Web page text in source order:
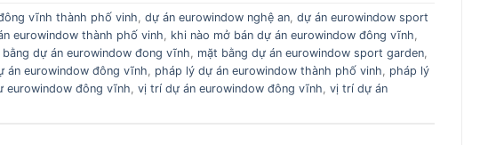
vĩnh thành phố vinh, dự án eurowindow nghệ an, dự án eurowindow sport
eurowindow thành phố vinh, khi nào mở bán dự án eurowindow đông vĩnh,
bằng dự án eurowindow đong vĩnh, mặt bằng dự án eurowindow sport garden,
án eurowindow đông vĩnh, pháp lý dự án eurowindow thành phố vinh, pháp lý
eurowindow đông vĩnh, vị trí dự án eurowindow đông vĩnh, vị trí dự án